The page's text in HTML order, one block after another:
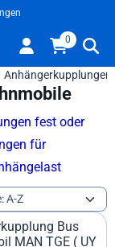
wählen oder alle
0
Anhängerkupplungen
fest oder
für
Bus
MAN TGE ( UY